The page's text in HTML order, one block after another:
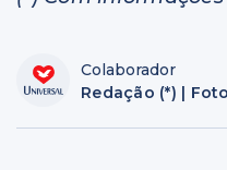
Colaborador
Redação (*) |